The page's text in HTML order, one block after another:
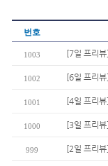
번호
1003 [7일 프리
1002 [6일 프리
1001 [4일 프리
1000 [3일 프리
999 [2일 프리